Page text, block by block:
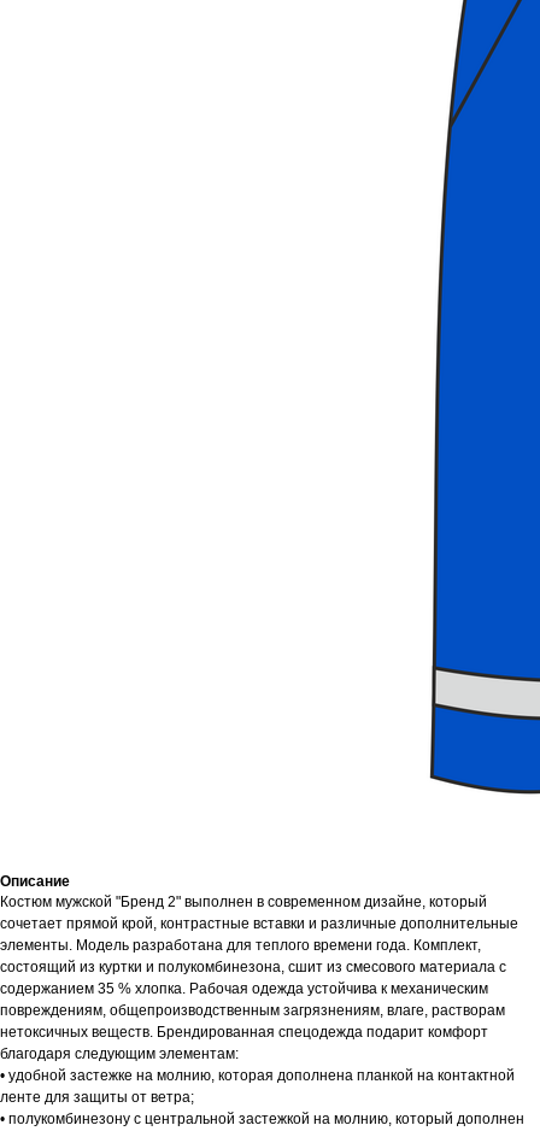
Описание
Костюм мужской "Бренд 2" выполнен в современном дизайне, который
сочетает прямой крой, контрастные вставки и различные дополнительные
элементы. Модель разработана для теплого времени года. Комплект,
состоящий из куртки и полукомбинезона, сшит из смесового материала с
содержанием 35 % хлопка. Рабочая одежда устойчива к механическим
повреждениям, общепроизводственным загрязнениям, влаге, растворам
нетоксичных веществ. Брендированная спецодежда подарит комфорт
благодаря следующим элементам:
• удобной застежке на молнию, которая дополнена планкой на контактной
ленте для защиты от ветра;
• полукомбинезону с центральной застежкой на молнию, который дополнен